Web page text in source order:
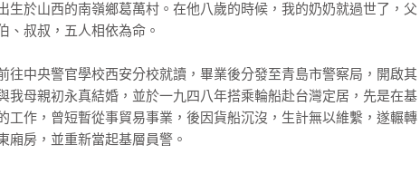
計學
體的最大價值
多行善事
生於山西的南嶺鄉葛萬村。在他八歲的時候，我的奶奶就過世了，父
、叔叔，五人相依為命。
往中央警官學校西安分校就讀，畢業後分發至青島市警察局，開啟其
我母親初永真結婚，並於一九四八年搭乘輪船赴台灣定居，先是在基
工作，曾短暫從事貿易事業，後因貨船沉沒，生計無以維繫，遂輾轉
廂房，並重新當起基層員警。